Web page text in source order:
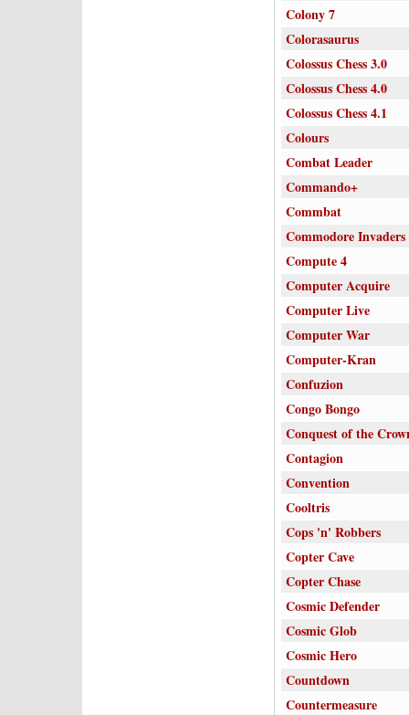
Colony 7
Colorasaurus
Colossus Chess 3.0
Colossus Chess 4.0
Colossus Chess 4.1
Colours
Combat Leader
Commando+
Commbat
Commodore Invaders
Compute 4
Computer Acquire
Computer Live
Computer War
Computer-Kran
Confuzion
Congo Bongo
Conquest of the
Contagion
Convention
Cooltris
Cops 'n' Robbers
Copter Cave
Copter Chase
Cosmic Defender
Cosmic Glob
Cosmic Hero
Countdown
Countermeasure